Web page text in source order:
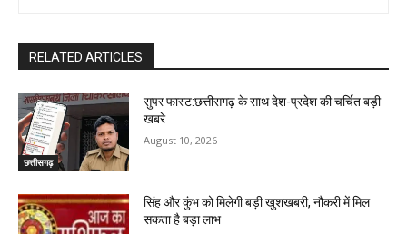
RELATED ARTICLES
छत्तीसगढ़
सुपर फास्ट:छत्तीसगढ़ के साथ देश-प्रदेश की चर्चित बड़ी
खबरे
August 10, 2026
सिंह और कुंभ को मिलेगी बड़ी खुशखबरी, नौकरी में मिल
सकता है बड़ा लाभ